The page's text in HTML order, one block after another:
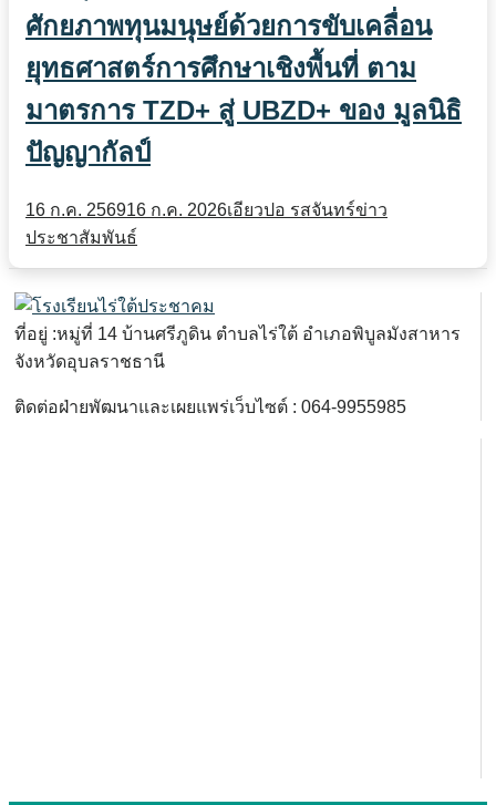
ศักยภาพทุนมนุษย์ด้วยการขับเคลื่อน
ยุทธศาสตร์การศึกษาเชิงพื้นที่ ตาม
มาตรการ TZD+ สู่ UBZD+ ของ มูลนิธิ
ปัญญากัลป์
16 ก.ค. 256916 ก.ค. 2026เอียวปอ รสจันทร์ข่าว
ประชาสัมพันธ์
ที่อยู่ :หมู่ที่ 14 บ้านศรีภูดิน ตำบลไร่ใต้ อำเภอพิบูลมังสาหาร
จังหวัดอุบลราชธานี
ติดต่อฝ่ายพัฒนาและเผยแพร่เว็บไซต์ : 064-9955985